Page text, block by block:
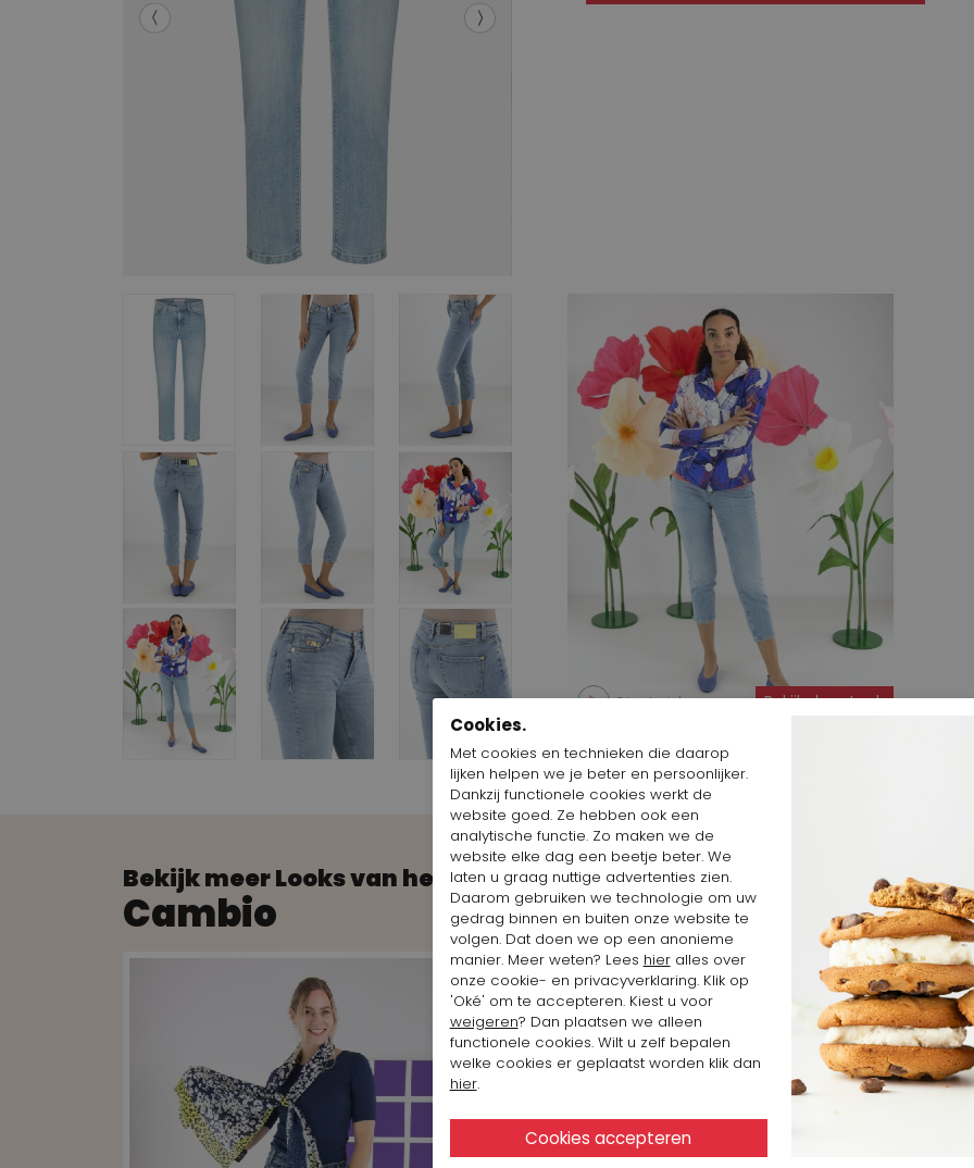
Bekijk deze Look
Start video
Bekijk meer Looks van het merk
Cambio
Cookies.
Met cookies en technieken die daarop
lijken helpen we je beter en persoonlijker.
Dankzij functionele cookies werkt de
website goed. Ze hebben ook een
analytische functie. Zo maken we de
website elke dag een beetje beter. We
laten u graag nuttige advertenties zien.
Daarom gebruiken we technologie om uw
gedrag binnen en buiten onze website te
volgen. Dat doen we op een anonieme
manier. Meer weten? Lees hieralles over
onze cookie- en privacyverklaring. Klik op
'Oké' om te accepteren. Kiest u voor
weigeren? Dan plaatsen we alleen
functionele cookies. Wilt u zelf bepalen
welke cookies er geplaatst worden klik dan
hier.